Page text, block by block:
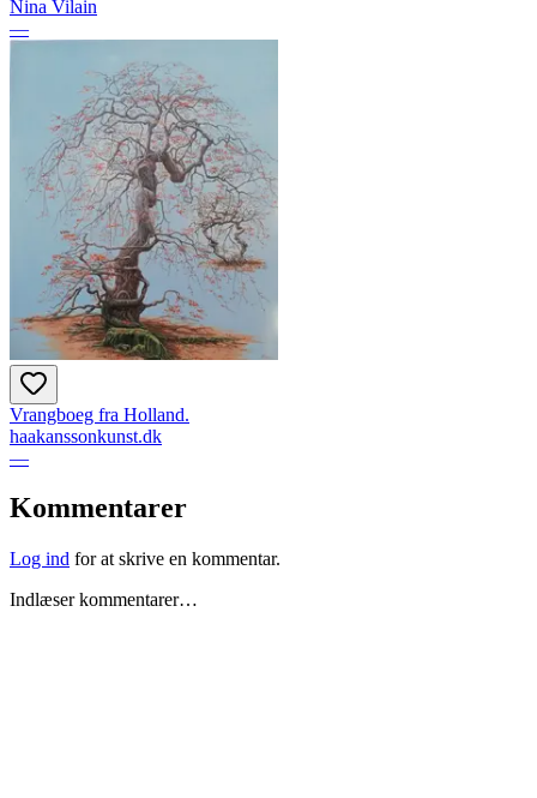
Nina Vilain
—
Vrangboeg fra Holland.
haakanssonkunst.dk
—
Kommentarer
Log ind for at skrive en kommentar.
Indlæser kommentarer…